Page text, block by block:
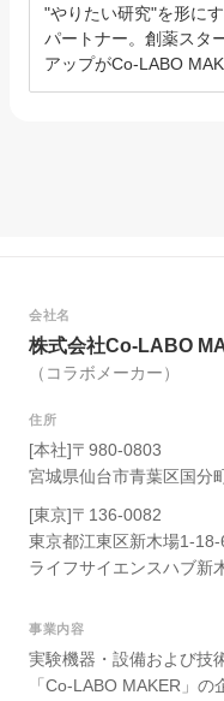
"やりたい研究"を形に
パートナー。創薬スタ
アップがCo-LABO
を選んだ理由。
会社名
株式会社Co-LABO
（コラボメーカー）
住所
[本社]〒980-0803
宮城県仙台市青葉区国分
[東京]〒136-0082
東京都江東区新木場1-18-
ライフサイエンスハブ新
事業内容
実験機器・設備および技
「Co-LABO MAKER」